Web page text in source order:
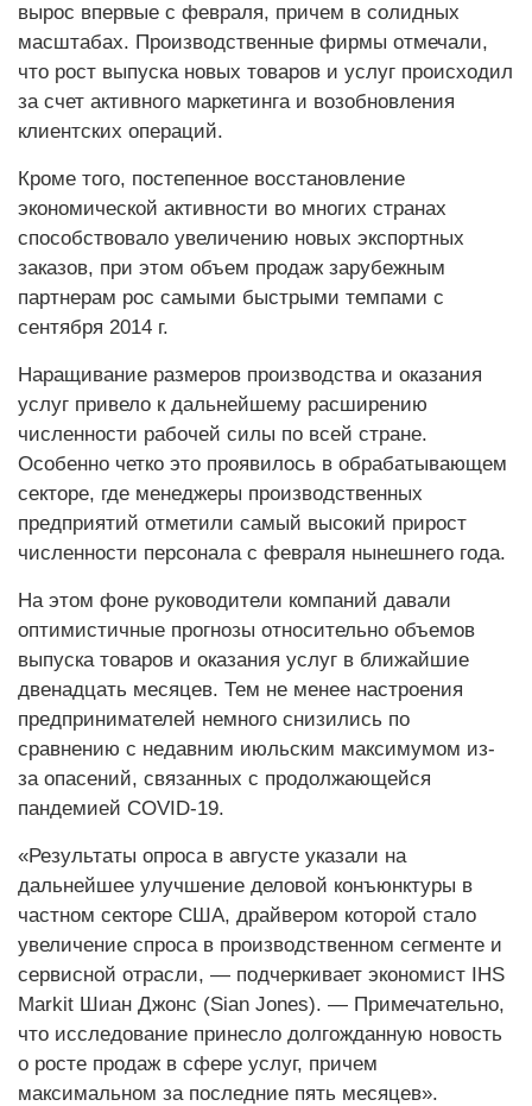
вырос впервые с февраля, причем в солидных
масштабах. Производственные фирмы отмечали,
что рост выпуска новых товаров и услуг происходил
за счет активного маркетинга и возобновления
клиентских операций.
Кроме того, постепенное восстановление
экономической активности во многих странах
способствовало увеличению новых экспортных
заказов, при этом объем продаж зарубежным
партнерам рос самыми быстрыми темпами с
сентября 2014 г.
Наращивание размеров производства и оказания
услуг привело к дальнейшему расширению
численности рабочей силы по всей стране.
Особенно четко это проявилось в обрабатывающем
секторе, где менеджеры производственных
предприятий отметили самый высокий прирост
численности персонала с февраля нынешнего года.
На этом фоне руководители компаний давали
оптимистичные прогнозы относительно объемов
выпуска товаров и оказания услуг в ближайшие
двенадцать месяцев. Тем не менее настроения
предпринимателей немного снизились по
сравнению с недавним июльским максимумом из-
за опасений, связанных с продолжающейся
пандемией COVID-19.
«Результаты опроса в августе указали на
дальнейшее улучшение деловой конъюнктуры в
частном секторе США, драйвером которой стало
увеличение спроса в производственном сегменте и
сервисной отрасли, — подчеркивает экономист IHS
Markit Шиан Джонс (Siаn Jones). — Примечательно,
что исследование принесло долгожданную новость
о росте продаж в сфере услуг, причем
максимальном за последние пять месяцев».